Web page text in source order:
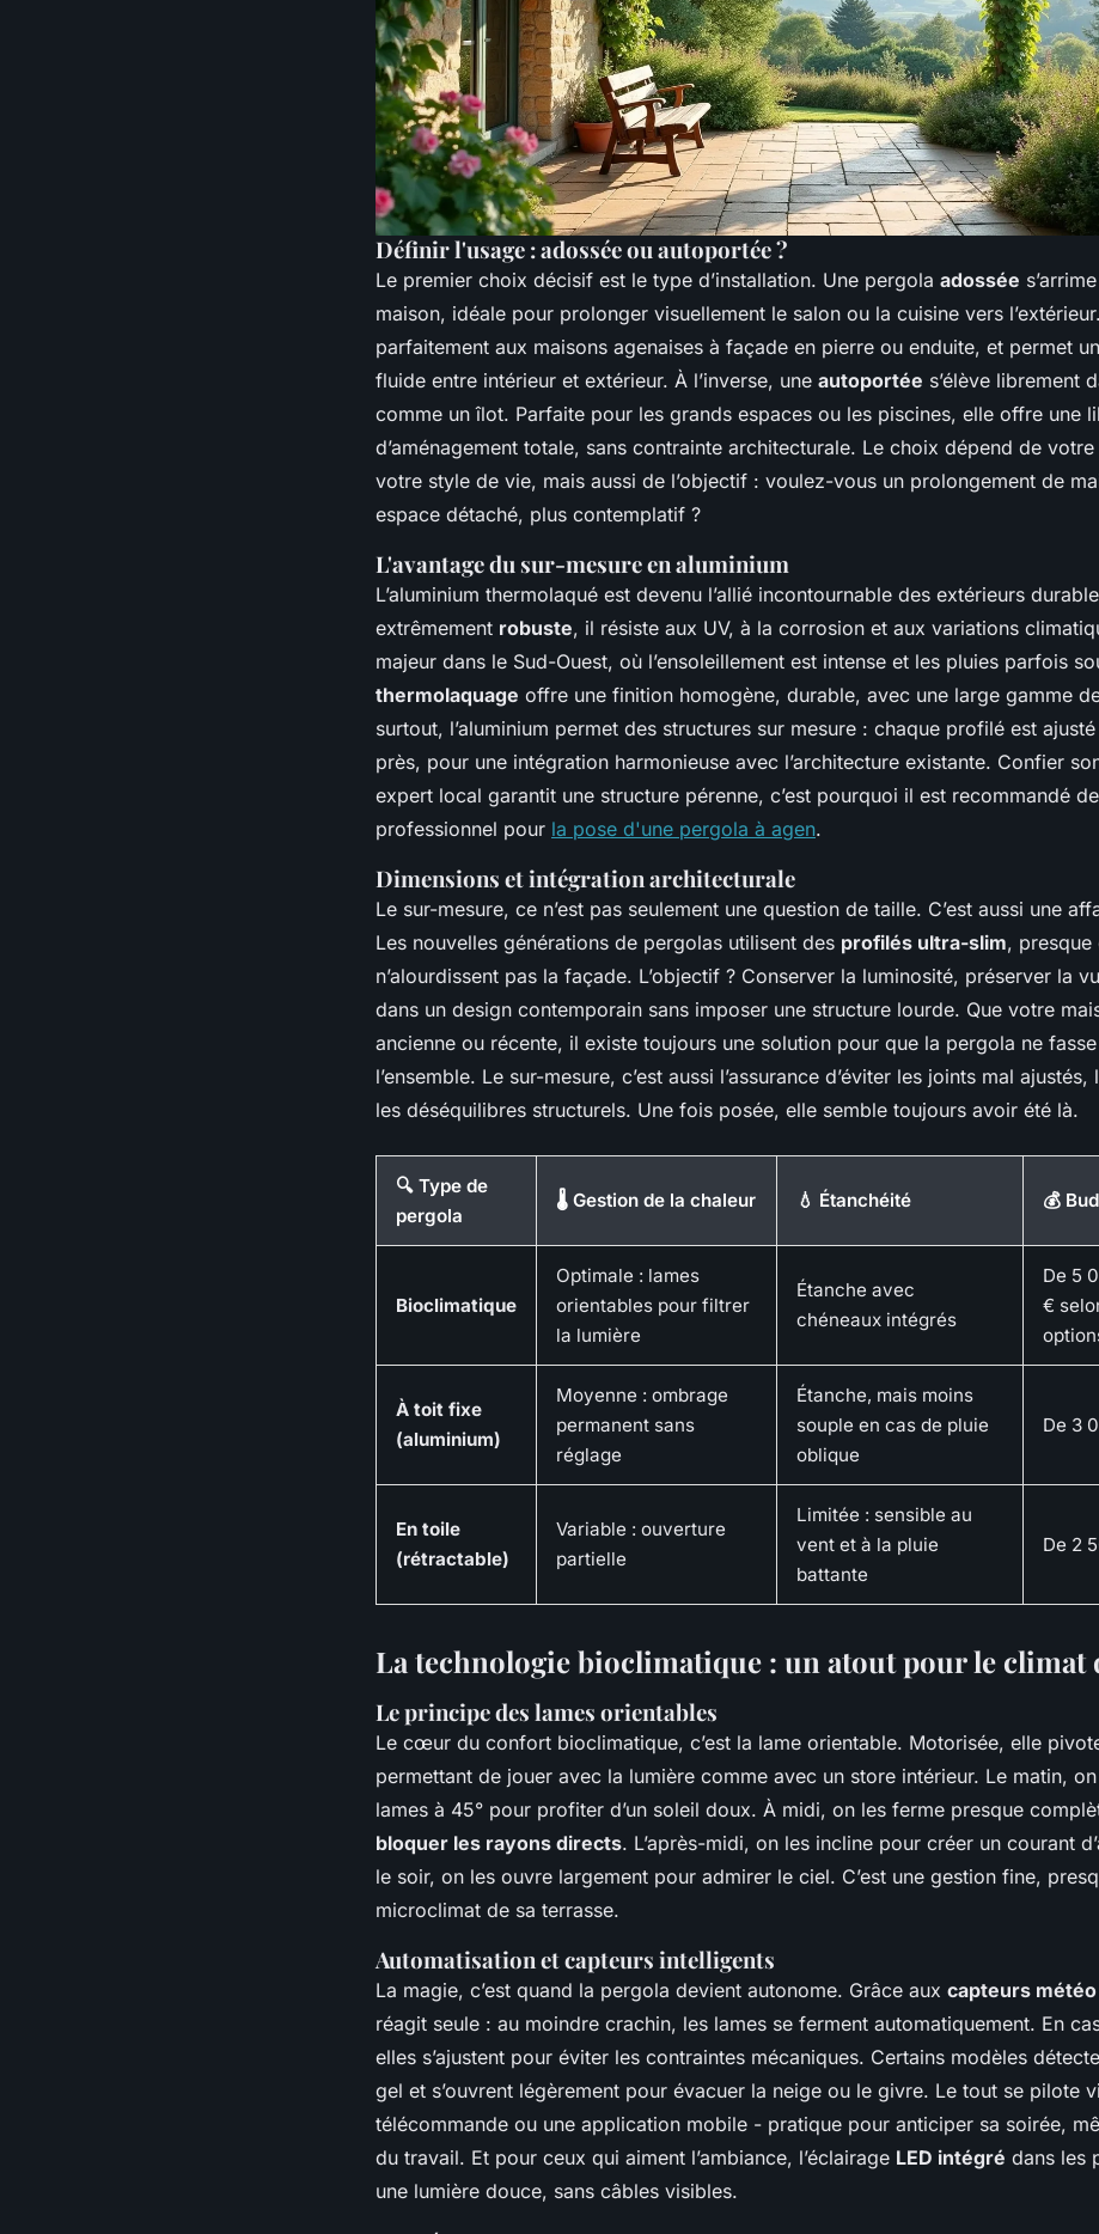
Définir l'usage : adossée ou autoportée ?
Le premier choix décisif est le type d’installation. Une pergola adossée
maison, idéale pour prolonger visuellement le salon ou la cuisine vers
parfaitement aux maisons agenaises à façade en pierre ou enduite, et permet
fluide entre intérieur et extérieur. À l’inverse, une autoportée s’élève librement
comme un îlot. Parfaite pour les grands espaces ou les piscines, elle offre une
d’aménagement totale, sans contrainte architecturale. Le choix dépend de
votre style de vie, mais aussi de l’objectif : voulez-vous un prolongement de
espace détaché, plus contemplatif ?
L'avantage du sur-mesure en aluminium
L’aluminium thermolaqué est devenu l’allié incontournable des extérieurs
extrêmement robuste, il résiste aux UV, à la corrosion et aux variations
majeur dans le Sud-Ouest, où l’ensoleillement est intense et les pluies parfois
thermolaquage offre une finition homogène, durable, avec une large gamme
surtout, l’aluminium permet des structures sur mesure : chaque profilé est
près, pour une intégration harmonieuse avec l’architecture existante. Confier
expert local garantit une structure pérenne, c’est pourquoi il est recommandé
professionnel pour la pose d'une pergola à agen.
Dimensions et intégration architecturale
Le sur-mesure, ce n’est pas seulement une question de taille. C’est aussi une
Les nouvelles générations de pergolas utilisent des profilés ultra-slim, presque
n’alourdissent pas la façade. L’objectif ? Conserver la luminosité, préserver la
dans un design contemporain sans imposer une structure lourde. Que votre
ancienne ou récente, il existe toujours une solution pour que la pergola ne fasse
l’ensemble. Le sur-mesure, c’est aussi l’assurance d’éviter les joints mal
les déséquilibres structurels. Une fois posée, elle semble toujours avoir été là.
🔍 Type de
pergola
🌡️ Gestion de la chaleur 💧 Étanchéité 💰
Bioclimatique
Optimale : lames
orientables pour filtrer
la lumière
Étanche avec
chéneaux intégrés
De 5
€
À toit fixe
(aluminium)
Moyenne : ombrage
permanent sans
réglage
Étanche, mais moins
souple en cas de pluie
oblique
De 3
En toile
(rétractable)
Variable : ouverture
partielle
Limitée : sensible au
vent et à la pluie
battante
De 2
La technologie bioclimatique : un atout pour le climat
Le principe des lames orientables
Le cœur du confort bioclimatique, c’est la lame orientable. Motorisée, elle
permettant de jouer avec la lumière comme avec un store intérieur. Le matin,
lames à 45° pour profiter d’un soleil doux. À midi, on les ferme presque
bloquer les rayons directs. L’après-midi, on les incline pour créer un courant
le soir, on les ouvre largement pour admirer le ciel. C’est une gestion fine,
microclimat de sa terrasse.
Automatisation et capteurs intelligents
La magie, c’est quand la pergola devient autonome. Grâce aux capteurs
réagit seule : au moindre crachin, les lames se ferment automatiquement. En
elles s’ajustent pour éviter les contraintes mécaniques. Certains modèles
gel et s’ouvrent légèrement pour évacuer la neige ou le givre. Le tout se pilote
télécommande ou une application mobile - pratique pour anticiper sa soirée,
du travail. Et pour ceux qui aiment l’ambiance, l’éclairage LED intégré dans les
une lumière douce, sans câbles visibles.